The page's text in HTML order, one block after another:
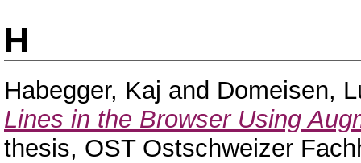
H
Habegger, Kaj and Domeisen,
Lines in the Browser Using
thesis, OST Ostschweizer